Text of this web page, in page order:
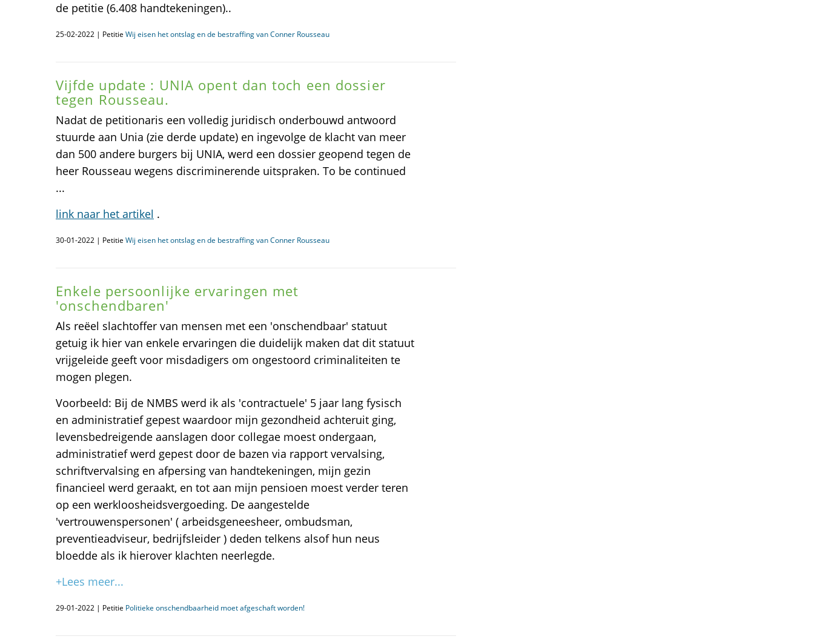
de petitie (6.408 handtekeningen)..
25-02-2022 | Petitie Wij eisen het ontslag en de bestraffing van Conner Rousseau
Vijfde update : UNIA opent dan toch een dossier
tegen Rousseau.
Nadat de petitionaris een volledig juridisch onderbouwd antwoord
stuurde aan Unia (zie derde update) en ingevolge de klacht van meer
dan 500 andere burgers bij UNIA, werd een dossier geopend tegen de
heer Rousseau wegens discriminerende uitspraken. To be continued
...
link naar het artikel .
30-01-2022 | Petitie Wij eisen het ontslag en de bestraffing van Conner Rousseau
Enkele persoonlijke ervaringen met
'onschendbaren'
Als reëel slachtoffer van mensen met een 'onschendbaar' statuut
getuig ik hier van enkele ervaringen die duidelijk maken dat dit statuut
vrijgeleide geeft voor misdadigers om ongestoord criminaliteiten te
mogen plegen.
Voorbeeld: Bij de NMBS werd ik als 'contractuele' 5 jaar lang fysisch
en administratief gepest waardoor mijn gezondheid achteruit ging,
levensbedreigende aanslagen door collegae moest ondergaan,
administratief werd gepest door de bazen via rapport vervalsing,
schriftvervalsing en afpersing van handtekeningen, mijn gezin
financieel werd geraakt, en tot aan mijn pensioen moest verder teren
op een werkloosheidsvergoeding. De aangestelde
'vertrouwenspersonen' ( arbeidsgeneesheer, ombudsman,
preventieadviseur, bedrijfsleider ) deden telkens alsof hun neus
bloedde als ik hierover klachten neerlegde.
+Lees meer...
29-01-2022 | Petitie Politieke onschendbaarheid moet afgeschaft worden!